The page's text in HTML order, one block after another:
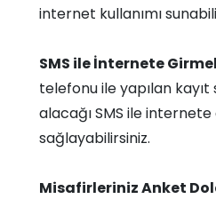
internet kullanımı
SMS ile İnternete
telefonu ile yapılan
alacağı SMS ile internete
sağlayabilirsiniz.
Misafirleriniz Anket